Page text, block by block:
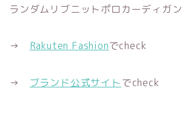
ランダムリブニットポロカーディガン
→ Rakuten Fashionでcheck
→ ブランド公式サイト でcheck